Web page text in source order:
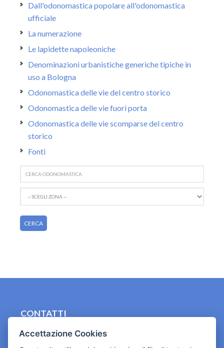
Dall'odonomastica popolare all'odonomastica
ufficiale
La numerazione
Le lapidette napoleoniche
Denominazioni urbanistiche generiche tipiche in
uso a Bologna
Odonomastica delle vie del centro storico
Odonomastica delle vie fuori porta
Odonomastica delle vie scomparse del centro
storico
Fonti
CONTATTI
contact.originebologna@gmail.com
Accettazione Cookies